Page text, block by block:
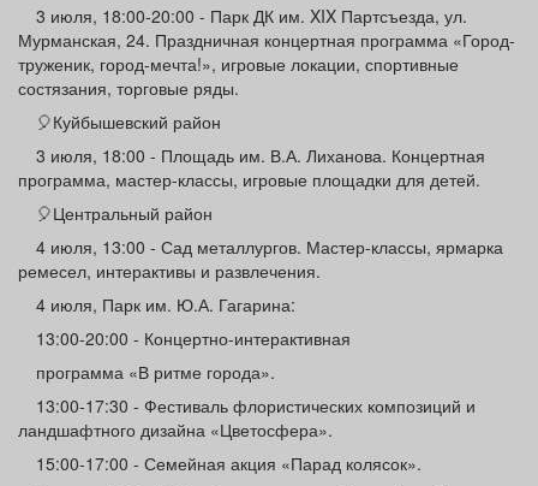
3 июля, 18:00-20:00 - Парк ДК им. XIX Партсъезда, ул.
Мурманская, 24. Праздничная концертная программа «Город-
труженик, город-мечта!», игровые локации, спортивные
состязания, торговые ряды.
🎈Куйбышевский район
3 июля, 18:00 - Площадь им. В.А. Лиханова. Концертная
программа, мастер-классы, игровые площадки для детей.
🎈Центральный район
4 июля, 13:00 - Сад металлургов. Мастер-классы, ярмарка
ремесел, интерактивы и развлечения.
4 июля, Парк им. Ю.А. Гагарина:
13:00-20:00 - Концертно-интерактивная
программа «В ритме города».
13:00-17:30 - Фестиваль флористических композиций и
ландшафтного дизайна «Цветосфера».
15:00-17:00 - Семейная акция «Парад колясок».